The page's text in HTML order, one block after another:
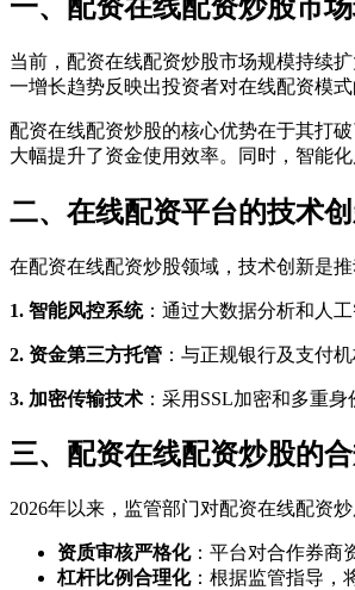
一、配资在线配资炒股市
当前，配资在线配资炒股市场规模持续
一增长趋势反映出投资者对在线配资模
配资在线配资炒股的核心优势在于其打
大幅提升了资金使用效率。同时，智能
二、在线配资平台的技术
在配资在线配资炒股领域，技术创新是
1. 智能风控系统：通过大数据分析和人
2. 资金第三方托管 ：与正规银行及支付
3. 加密传输技术 ：采用SSL加密和多重
三、配资在线配资炒股的
2026年以来，监管部门对配资在线配资
资质审核严格化：平台对合作券商
杠杆比例合理化：根据监管指导，